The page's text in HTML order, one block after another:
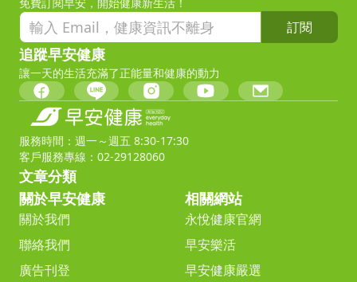
訂閱
追蹤早安健康
讓一天的生活充滿了正能量和健康的動力
服務時間：週一～週五 8:30-17:30
客戶服務專線：02-29128060
文章分類
關於早安健康
關於我們
聯絡我們
廣告刊登
相關網站
永悅健康官網
早安樂活
早安健康嚴選